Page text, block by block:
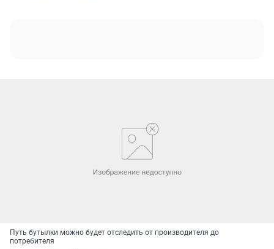
Путь бутылки можно будет отследить от производителя до
потребителя